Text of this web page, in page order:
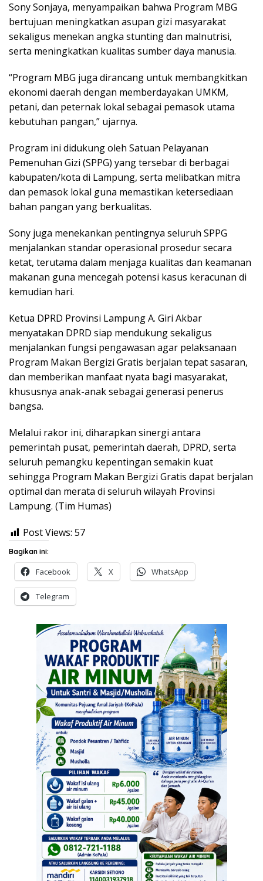
Sony Sonjaya, menyampaikan bahwa Program MBG
bertujuan meningkatkan asupan gizi masyarakat
sekaligus menekan angka stunting dan malnutrisi,
serta meningkatkan kualitas sumber daya manusia.
“Program MBG juga dirancang untuk membangkitkan
ekonomi daerah dengan memberdayakan UMKM,
petani, dan peternak lokal sebagai pemasok utama
kebutuhan pangan,” ujarnya.
Program ini didukung oleh Satuan Pelayanan
Pemenuhan Gizi (SPPG) yang tersebar di berbagai
kabupaten/kota di Lampung, serta melibatkan mitra
dan pemasok lokal guna memastikan ketersediaan
bahan pangan yang berkualitas.
Sony juga menekankan pentingnya seluruh SPPG
menjalankan standar operasional prosedur secara
ketat, terutama dalam menjaga kualitas dan keamanan
makanan guna mencegah potensi kasus keracunan di
kemudian hari.
Ketua DPRD Provinsi Lampung A. Giri Akbar
menyatakan DPRD siap mendukung sekaligus
menjalankan fungsi pengawasan agar pelaksanaan
Program Makan Bergizi Gratis berjalan tepat sasaran,
dan memberikan manfaat nyata bagi masyarakat,
khususnya anak-anak sebagai generasi penerus
bangsa.
Melalui rakor ini, diharapkan sinergi antara
pemerintah pusat, pemerintah daerah, DPRD, serta
seluruh pemangku kepentingan semakin kuat
sehingga Program Makan Bergizi Gratis dapat berjalan
optimal dan merata di seluruh wilayah Provinsi
Lampung. (Tim Humas)
Post Views: 57
Bagikan ini:
Facebook X WhatsApp
Telegram